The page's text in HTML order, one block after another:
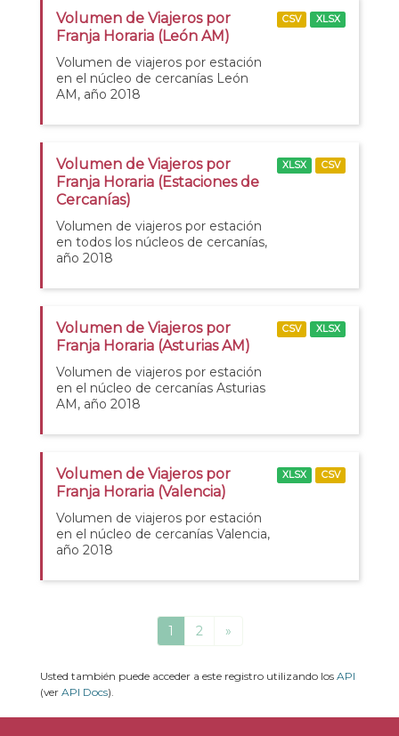
Volumen de Viajeros por
Franja Horaria (León AM)
Volumen de viajeros por estación
en el núcleo de cercanías León
AM, año 2018
CSV XLSX
Volumen de Viajeros por
Franja Horaria (Estaciones de
Cercanías)
Volumen de viajeros por estación
en todos los núcleos de cercanías,
año 2018
XLSX CSV
Volumen de Viajeros por
Franja Horaria (Asturias AM)
Volumen de viajeros por estación
en el núcleo de cercanías Asturias
AM, año 2018
CSV XLSX
Volumen de Viajeros por
Franja Horaria (Valencia)
Volumen de viajeros por estación
en el núcleo de cercanías Valencia,
año 2018
XLSX CSV
1 2 »
Usted también puede acceder a este registro utilizando los API
(ver API Docs).